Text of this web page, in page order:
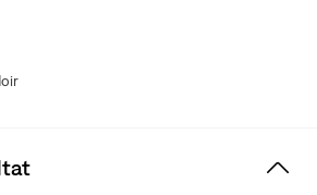
au jean skinny
améliorée du jean 511™ Slim en